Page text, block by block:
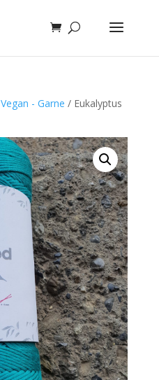
Vegan - Garne / Eukalyptus